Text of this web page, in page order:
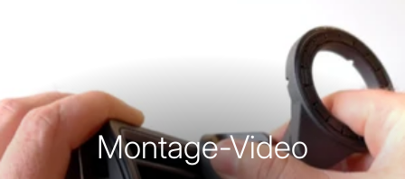
Montage-Video